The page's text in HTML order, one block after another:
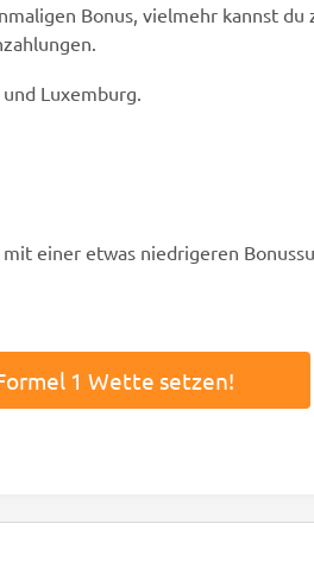
Bonus, vielmehr kannst
Luxemburg.
einer etwas niedrigeren
1 Wette setzen!